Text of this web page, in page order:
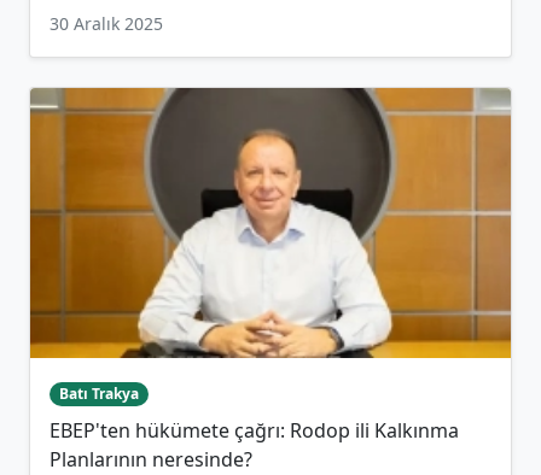
30 Aralık 2025
Batı Trakya
EBEP'ten hükümete çağrı: Rodop ili Kalkınma
Planlarının neresinde?